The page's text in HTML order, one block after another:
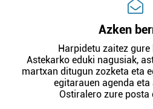
Azken
Harpidetu zaitez
Astekarko eduki nagusiak,
martxan ditugun zozketa eta
egitarauen agenda eta
Ostiralero zure posta